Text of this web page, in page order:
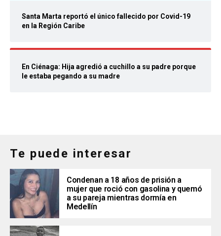
Santa Marta reportó el único fallecido por Covid-19
en la Región Caribe
En Ciénaga: Hija agredió a cuchillo a su padre porque
le estaba pegando a su madre
Te puede interesar
Condenan a 18 años de prisión a
mujer que roció con gasolina y quemó
a su pareja mientras dormía en
Medellín